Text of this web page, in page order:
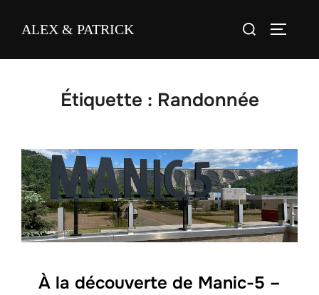
ALEX & PATRICK
Search
Étiquette : Randonnée
À la découverte de Manic-5 –